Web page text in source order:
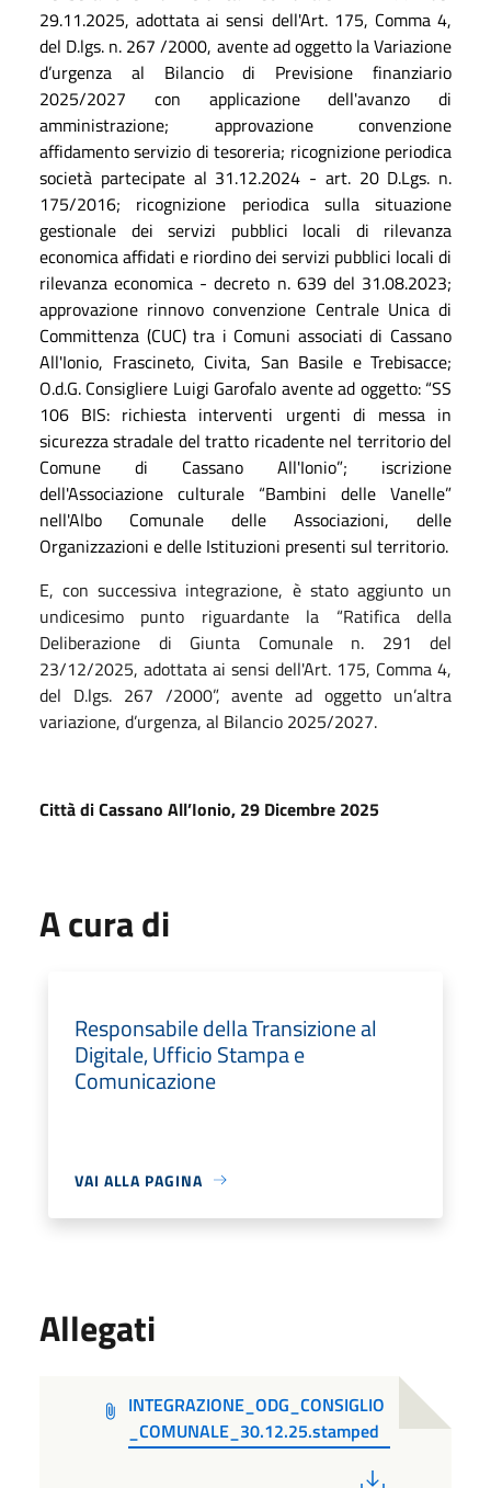
29.11.2025, adottata ai sensi dell'Art. 175, Comma 4,
del D.lgs. n. 267 /2000, avente ad oggetto la Variazione
d’urgenza al Bilancio di Previsione finanziario
2025/2027 con applicazione dell'avanzo di
amministrazione; approvazione convenzione
affidamento servizio di tesoreria; ricognizione periodica
società partecipate al 31.12.2024 - art. 20 D.Lgs. n.
175/2016; ricognizione periodica sulla situazione
gestionale dei servizi pubblici locali di rilevanza
economica affidati e riordino dei servizi pubblici locali di
rilevanza economica - decreto n. 639 del 31.08.2023;
approvazione rinnovo convenzione Centrale Unica di
Committenza (CUC) tra i Comuni associati di Cassano
All'Ionio, Frascineto, Civita, San Basile e Trebisacce;
O.d.G. Consigliere Luigi Garofalo avente ad oggetto: “SS
106 BIS: richiesta interventi urgenti di messa in
sicurezza stradale del tratto ricadente nel territorio del
Comune di Cassano All'Ionio”; iscrizione
dell'Associazione culturale “Bambini delle Vanelle”
nell'Albo Comunale delle Associazioni, delle
Organizzazioni e delle Istituzioni presenti sul territorio.
E, con successiva integrazione, è stato aggiunto un
undicesimo punto riguardante la “Ratifica della
Deliberazione di Giunta Comunale n. 291 del
23/12/2025, adottata ai sensi dell'Art. 175, Comma 4,
del D.lgs. 267 /2000”, avente ad oggetto un’altra
variazione, d’urgenza, al Bilancio 2025/2027.
Città di Cassano All’Ionio, 29 Dicembre 2025
A cura di
Responsabile della Transizione al
Digitale, Ufficio Stampa e
Comunicazione
VAI ALLA PAGINA
Allegati
INTEGRAZIONE_ODG_CONSIGLIO
_COMUNALE_30.12.25.stamped